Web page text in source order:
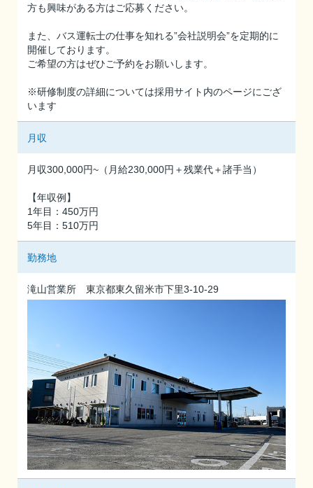
方も興味がある方はご応募ください。
また、バス運転士の仕事を知れる”会社説明会”を定期的に
開催しております。
ご希望の方はぜひご予約をお願いします。
※研修制度の詳細については採用サイト内のページにござ
います
月収
月収300,000円~（月給230,000円＋残業代＋諸手当）
【年収例】
1年目：450万円
5年目：510万円
勤務地
滝山営業所 東京都東久留米市下里3-10-29